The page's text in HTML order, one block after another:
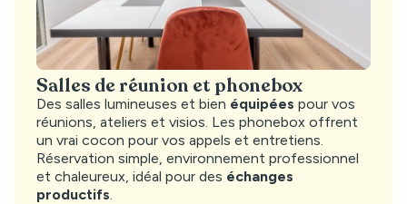
Salles de réunion et phonebox
Des salles lumineuses et bien équipées pour vos
réunions, ateliers et visios. Les phonebox offrent
un vrai cocon pour vos appels et entretiens.
Réservation simple, environnement professionnel
et chaleureux, idéal pour des échanges
productifs